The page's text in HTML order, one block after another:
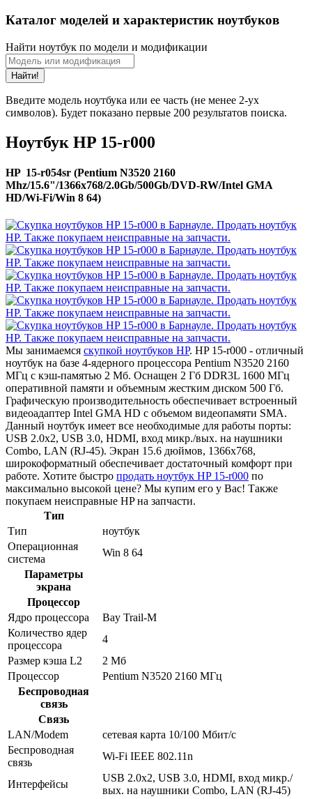
Каталог моделей и характеристик ноутбуков
Найти ноутбук по модели и модификации
Найти!
Введите модель ноутбука или ее часть (не менее 2-ух
символов). Будет показано первые 200 результатов поиска.
Ноутбук HP 15-r000
HP 15-r054sr (Pentium N3520 2160
Mhz/15.6"/1366x768/2.0Gb/500Gb/DVD-RW/Intel GMA
HD/Wi-Fi/Win 8 64)
Мы занимаемся скупкой ноутбуков HP. HP 15-r000 - отличный
ноутбук на базе 4-ядерного процессора Pentium N3520 2160
МГц с кэш-памятью 2 Мб. Оснащен 2 Гб DDR3L 1600 МГц
оперативной памяти и объемным жестким диском 500 Гб.
Графическую производительность обеспечивает встроенный
видеоадаптер Intel GMA HD с объемом видеопамяти SMA.
Данный ноутбук имеет все необходимые для работы порты:
USB 2.0x2, USB 3.0, HDMI, вход микр./вых. на наушники
Combo, LAN (RJ-45). Экран 15.6 дюймов, 1366x768,
широкоформатный обеспечивает достаточный комфорт при
работе. Хотите быстро продать ноутбук HP 15-r000 по
максимально высокой цене? Мы купим его у Вас! Также
покупаем неисправные HP на запчасти.
Тип
Тип
ноутбук
Операционная
система
Win 8 64
Параметры
экрана
Процессор
Ядро процессора
Bay Trail-M
Количество ядер
процессора
4
Размер кэша L2
2 Мб
Процессор
Pentium N3520 2160 МГц
Беспроводная
связь
Связь
LAN/Modem
сетевая карта 10/100 Мбит/c
Беспроводная
связь
Wi-Fi IEEE 802.11n
Интерфейсы
USB 2.0x2, USB 3.0, HDMI, вход микр./
вых. на наушники Combo, LAN (RJ-45)